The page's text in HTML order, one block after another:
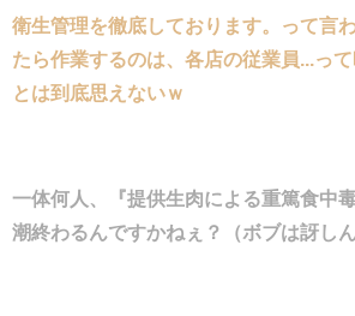
衛生管理を徹底しております。って言
たら作業するのは、各店の従業員...っ
とは到底思えないｗ
一体何人、『提供生肉による重篤食中
潮終わるんですかねぇ？（ボブは訝し